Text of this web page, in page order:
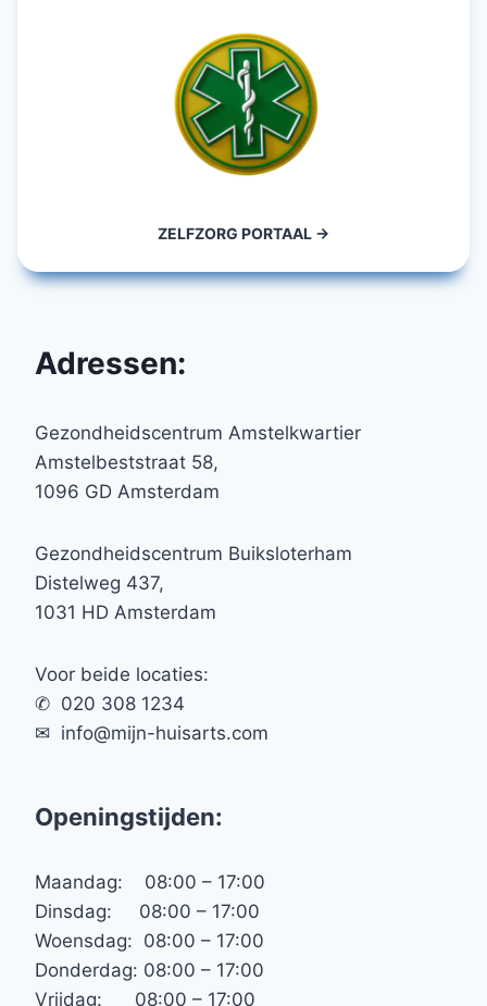
ZELFZORG PORTAAL ->
Adressen:
Gezondheidscentrum Amstelkwartier
Amstelbeststraat 58,
1096 GD Amsterdam
Gezondheidscentrum Buiksloterham
Distelweg 437,
1031 HD Amsterdam
Voor beide locaties:
✆ 020 308 1234
✉︎ info@mijn-huisarts.com
Openingstijden:
Maandag: 08:00 – 17:00
Dinsdag: 08:00 – 17:00
Woensdag: 08:00 – 17:00
Donderdag: 08:00 – 17:00
Vrijdag: 08:00 – 17:00